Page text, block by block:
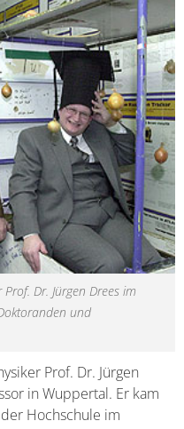
Dr. Jürgen Drees im
und
Prof. Dr. Jürgen
in Wuppertal. Er kam
Hochschule im